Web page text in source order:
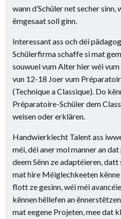
wann d’Schüler net secher
ëmgesaat soll ginn.
Interessant ass och déi
Schülerfirma schaffe si mat
souwuel vum Alter hier wéi
vun 12-18 Joer vum
(Technique a Classique). Do
Préparatoire-Schüler dem
weisen oder erklären.
Handwierklecht Talent ass
méi, déi aner mol manner an
deem Sënn ze adaptéieren, datt
mat hire Méiglechkeeten
flott ze gesinn, wéi méi
kënnen hëllefen an
mat eegene Projeten, mee dat